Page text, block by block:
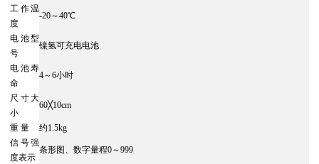
工作温
度
-20～40℃
电池型
号
镍氢可充电电池
电池寿
命
4～6小时
尺寸大
小
60╳10cm
重 量
约1.5kg
信号强
度表示
条形图、数字量程0～999